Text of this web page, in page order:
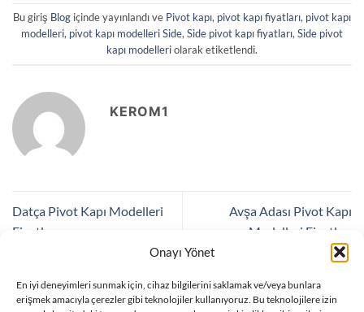
Onayı Yönet
En iyi deneyimleri sunmak için, cihaz bilgilerini saklamak ve/veya bunlara
erişmek amacıyla çerezler gibi teknolojiler kullanıyoruz. Bu teknolojilere izin
Bu giriş Blog içinde yayınlandı ve Pivot kapı, pivot kapı fiyatları, pivot kapı
modelleri, pivot kapı modelleri Side, Side pivot kapı fiyatları, Side pivot
kapı modelleriolarak etiketlendi.
KEROM1
Datça Pivot Kapı Modelleri
Fiyatları
Avşa Adası Pivot Kapı
Modelleri Fiyatları
Bir yanıt yazın